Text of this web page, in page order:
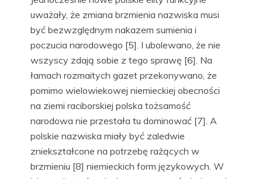
uważały, że zmiana brzmienia nazwiska musi
być bezwzględnym nakazem sumienia i
poczucia narodowego [5]. I ubolewano, że nie
wszyscy zdają sobie z tego sprawę [6]. Na
łamach rozmaitych gazet przekonywano, że
pomimo wielowiekowej niemieckiej obecności
na ziemi raciborskiej polska tożsamość
narodowa nie przestała tu dominować [7]. A
polskie nazwiska miały być zaledwie
zniekształcone na potrzebę rażących w
brzmieniu [8] niemieckich form językowych. W